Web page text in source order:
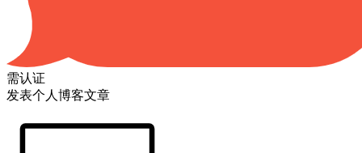
需认证
发表个人博客文章